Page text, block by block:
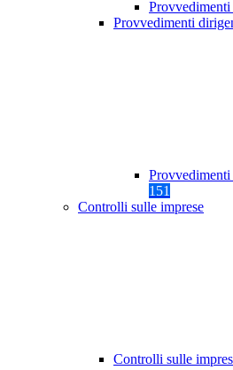
Provvedimenti
151
Controlli sulle imprese
Controlli sulle